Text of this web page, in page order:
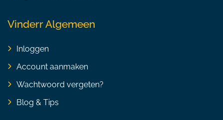
Vinderr Algemeen
Inloggen
Account aanmaken
Wachtwoord vergeten?
Blog & Tips